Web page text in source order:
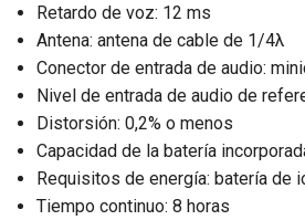
Retardo de voz: 12 ms
Antena: antena de cable de 1/4λ
Conector de entrada de audio:
Nivel de entrada de audio de
Distorsión: 0,2% o menos
Capacidad de la batería
Requisitos de energía: batería de
Tiempo continuo: 8 horas